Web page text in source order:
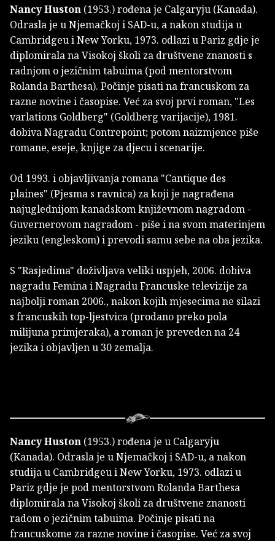
Nancy Huston (1953.) rođena je Calgaryju (Kanada).
Odrasla je u Njemačkoj i SAD-u, a nakon studija u
Cambridgeu i New Yorku, 1973. odlazi u Pariz gdje je
diplomirala na Visokoj školi za društvene znanosti s
radnjom o jezičnim tabuima (pod mentorstvom
Rolanda Barthesa). Počinje pisati na francuskom za
razne novine i časopise. Već za svoj prvi roman, "Les
varlations Goldberg" (Goldberg varijacije), 1981.
dobiva Nagradu Contrepoint; potom naizmjence piše
romane, eseje, knjige za djecu i scenarije.
Od 1993. i objavljivanja romana "Cantique des
plaines" (Pjesma s ravnica) za koji je nagrađena
najuglednijom kanadskom književnom nagradom -
Guvernerovom nagradom - piše i na svom materinjem
jeziku (engleskom) i prevodi samu sebe na oba jezika.
S "Rasjedima" doživljava veliki uspjeh, 2006. dobiva
nagradu Femina i Nagradu Francuske televizije za
najbolji roman 2006., nakon kojih mjesecima ne silazi
s francuskih top-ljestvica (prodano preko pola
milijuna primjeraka), a roman je preveden na 24
jezika i objavljen u 30 zemalja.
Nancy Huston (1953.) rođena je u Calgaryju
(Kanada). Odrasla je u Njemačkoj i SAD-u, a nakon
studija u Cambridgeu i New Yorku, 1973. odlazi u
Pariz gdje je pod mentorstvom Rolanda Barthesa
diplomirala na Visokoj školi za društvene znanosti
radom o jezičnim tabuima. Počinje pisati na
francuskome za razne novine i časopise. Već za svoj